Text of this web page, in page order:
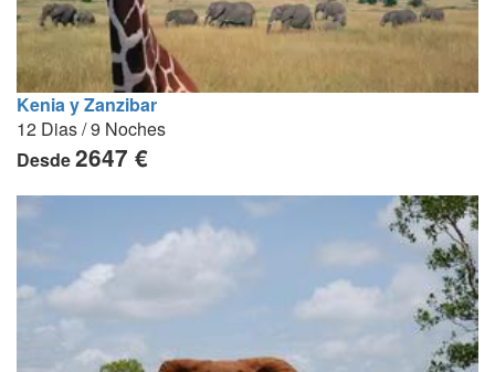
Kenia y Zanzibar
12 Dias / 9 Noches
Desde2647 €